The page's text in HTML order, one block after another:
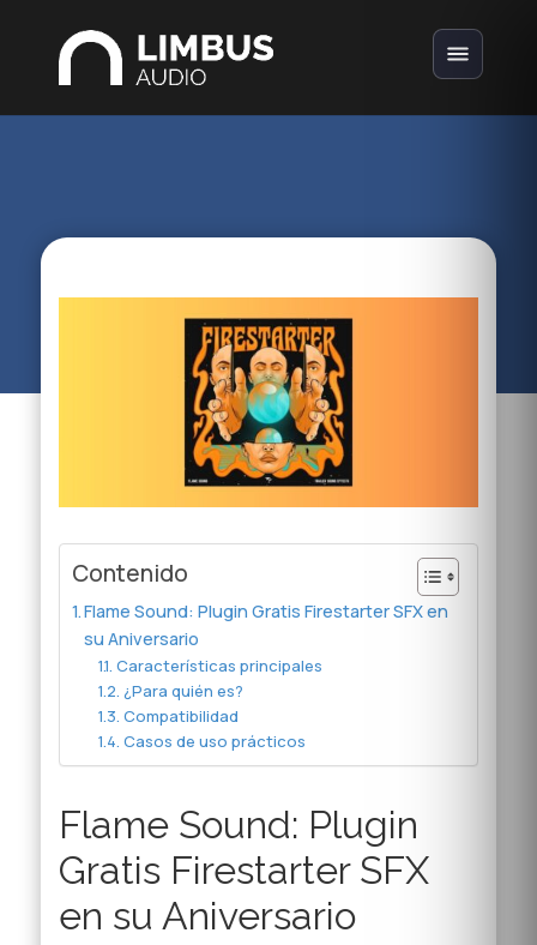
Contenido
Flame Sound: Plugin Gratis Firestarter SFX en
su Aniversario
Características principales
¿Para quién es?
Compatibilidad
Casos de uso prácticos
Flame Sound: Plugin
Gratis Firestarter SFX
en su Aniversario